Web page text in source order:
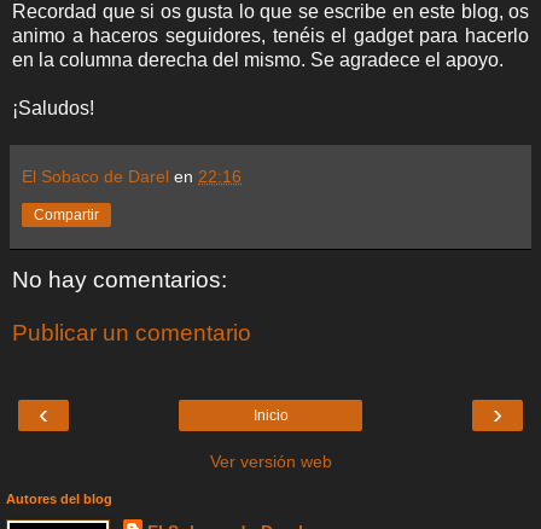
Recordad que si os gusta lo que se escribe en este blog, os
animo a haceros seguidores, tenéis el gadget para hacerlo
en la columna derecha del mismo. Se agradece el apoyo.
¡Saludos!
El Sobaco de Darel en 22:16
Compartir
No hay comentarios:
Publicar un comentario
‹ ›
Inicio
Ver versión web
Autores del blog